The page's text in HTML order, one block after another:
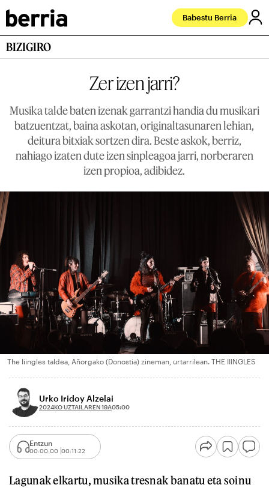
Babestu Berria
BIZIGIRO
Zer izen jarri?
Musika talde baten izenak garrantzi handia du musikari
batzuentzat, baina askotan, originaltasunaren lehian,
deitura bitxiak sortzen dira. Beste askok, berriz,
nahiago izaten dute izen sinpleagoa jarri, norberaren
izen propioa, adibidez.
The Iiingles taldea, Añorgako (Donostia) zineman, urtarrilean. THE IIINGLES
Urko Iridoy Alzelai
2024KO UZTAILAREN 19A05:00
Entzun
00:00:00 00:11:22
Lagunak elkartu, musika tresnak banatu eta soinu